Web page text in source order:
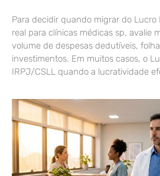
Para decidir quando migrar do Lucro
real para clínicas médicas sp, avalie
volume de despesas dedutíveis,
investimentos. Em muitos casos, o
IRPJ/CSLL quando a lucratividade